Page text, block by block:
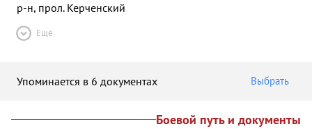
р-н, прол. Керченский
Ещё
Упоминается в 6 документах Выбрать
Боевой путь и документы